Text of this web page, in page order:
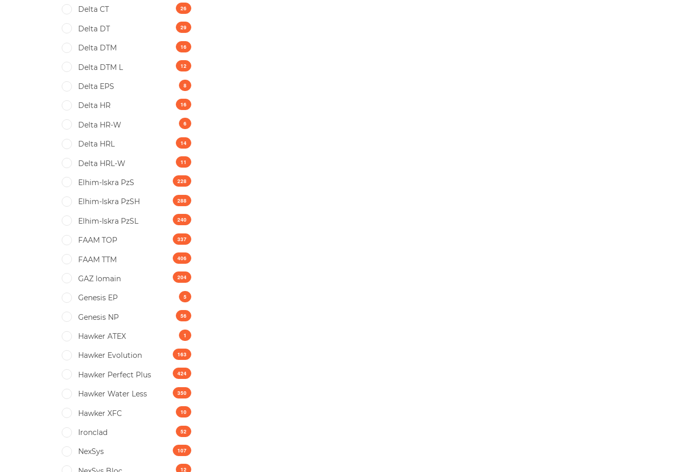
Delta CT 26
Delta DT 29
Delta DTM 16
Delta DTM L 12
Delta EPS 8
Delta HR 16
Delta HR-W 6
Delta HRL 14
Delta HRL-W 11
Elhim-Iskra PzS 228
Elhim-Iskra PzSH 288
Elhim-Iskra PzSL 240
FAAM TOP 337
FAAM TTM 406
GAZ lomain 204
Genesis EP 5
Genesis NP 56
Hawker ATEX 1
Hawker Evolution 163
Hawker Perfect Plus 424
Hawker Water Less 350
Hawker XFC 10
Ironclad 52
NexSys 107
12